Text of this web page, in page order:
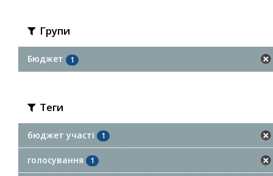
Групи
Бюджет 1
Теги
бюджет участі 1
голосування 1